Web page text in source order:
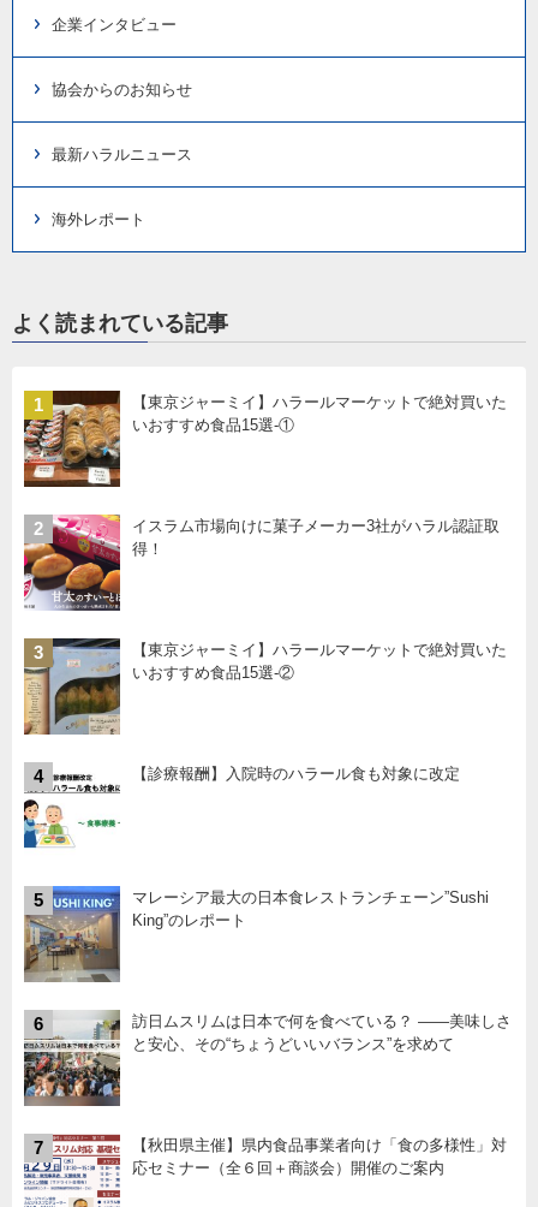
企業インタビュー
協会からのお知らせ
最新ハラルニュース
海外レポート
よく読まれている記事
1
【東京ジャーミイ】ハラールマーケットで絶対買いた
いおすすめ食品15選-①
2
イスラム市場向けに菓子メーカー3社がハラル認証取
得！
3
【東京ジャーミイ】ハラールマーケットで絶対買いた
いおすすめ食品15選-②
4 【診療報酬】入院時のハラール食も対象に改定
5
マレーシア最大の日本食レストランチェーン”Sushi
King”のレポート
6
訪日ムスリムは日本で何を食べている？ ――美味しさ
と安心、その“ちょうどいいバランス”を求めて
7
【秋田県主催】県内食品事業者向け「食の多様性」対
応セミナー（全６回＋商談会）開催のご案内